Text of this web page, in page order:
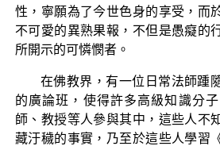
性，寧願為了今世色身的享受，而
不可愛的異熟果報，不但是愚癡的
所開示的可憐憫者。
在佛教界，有一位日常法師踵
的廣論班，使得許多高級知識分
師、教授等人參與其中，這些人不
藏汙穢的事實，乃至於這些人學習